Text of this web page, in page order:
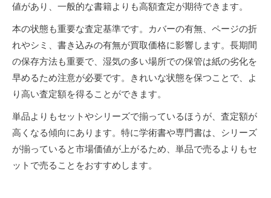
値があり、一般的な書籍よりも高額査定が期待できます。
本の状態も重要な査定基準です。カバーの有無、ページの折
れやシミ、書き込みの有無が買取価格に影響します。長期間
の保存方法も重要で、湿気の多い場所での保管は紙の劣化を
早めるため注意が必要です。きれいな状態を保つことで、よ
り高い査定額を得ることができます。
単品よりもセットやシリーズで揃っているほうが、査定額が
高くなる傾向にあります。特に学術書や専門書は、シリーズ
が揃っていると市場価値が上がるため、単品で売るよりもセ
ットで売ることをおすすめします。